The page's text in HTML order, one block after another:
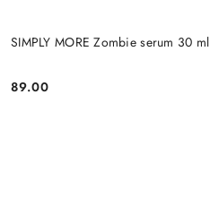
SIMPLY MORE Zombie serum 30 ml
Cena:
89.00